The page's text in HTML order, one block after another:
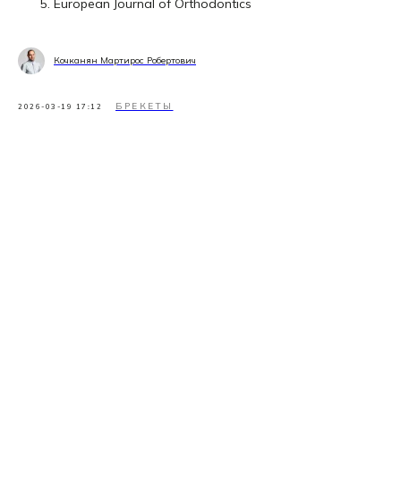
European Journal of Orthodontics
Кочканян Мартирос Робертович
2026-03-19 17:12 БРЕКЕТЫ